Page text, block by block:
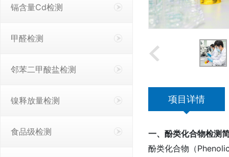
镉含量Cd检测
甲醛检测
邻苯二甲酸盐检测
镍释放量检测
食品级检测
项目详情
一、酚类化合物检测
酚类化合物（